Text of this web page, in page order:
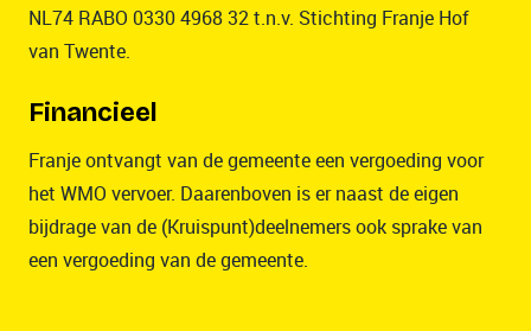
NL74 RABO 0330 4968 32 t.n.v. Stichting Franje Hof
van Twente.
Financieel
Franje ontvangt van de gemeente een vergoeding voor
het WMO vervoer. Daarenboven is er naast de eigen
bijdrage van de (Kruispunt)deelnemers ook sprake van
een vergoeding van de gemeente.